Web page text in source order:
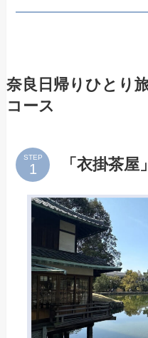
奈良日帰りひとり
コース
STEP 「衣掛茶